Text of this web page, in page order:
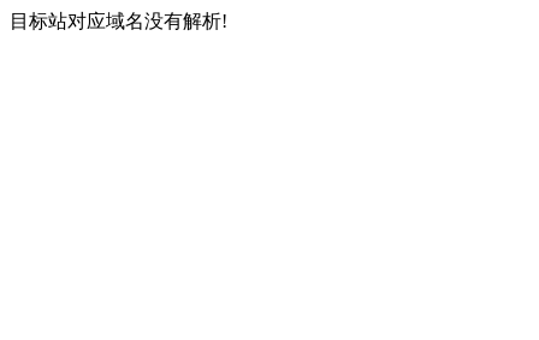
目标站对应域名没有解析!